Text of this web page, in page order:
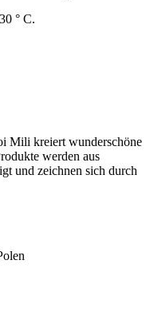
° C.
Mili kreiert wunderschöne
werden aus
und zeichnen sich durch